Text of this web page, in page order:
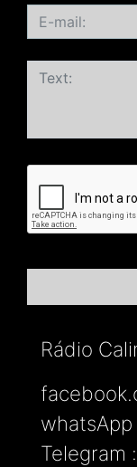
Rádio
Telegram